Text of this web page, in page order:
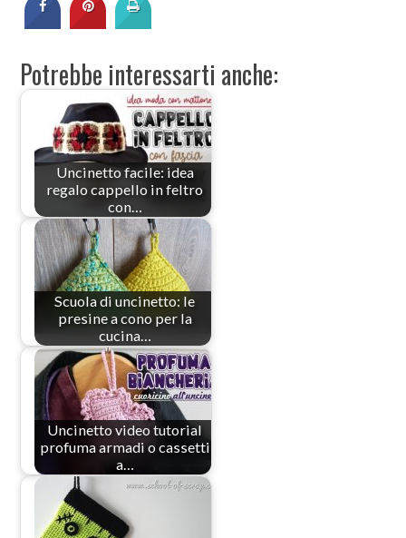
Potrebbe interessarti anche:
Uncinetto facile: idea
regalo cappello in feltro
con…
Scuola di uncinetto: le
presine a cono per la
cucina…
Uncinetto video tutorial
profuma armadi o cassetti
a…